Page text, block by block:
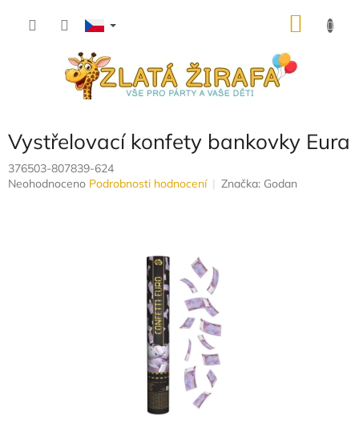
Vystřelovací konfety bankovky Eura
376503-807839-624
Průměrné
Neohodnoceno Podrobnosti hodnocení Značka: Godan